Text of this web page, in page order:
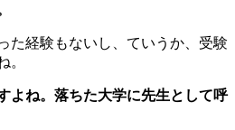
た経験もないし、ていうか、受験
。
よね。落ちた大学に先生として呼